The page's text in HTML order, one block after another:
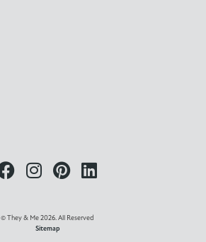
© They & Me 2026. All Reserved
Sitemap